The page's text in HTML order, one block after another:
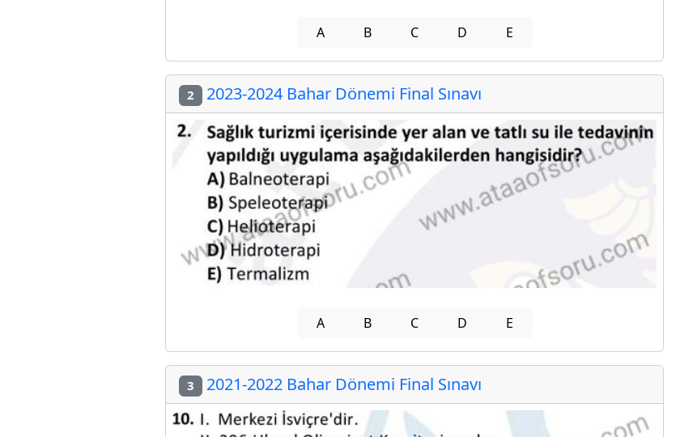
A B C D E
2 2023-2024 Bahar Dönemi Final Sınavı
A B C D E
3 2021-2022 Bahar Dönemi Final Sınavı